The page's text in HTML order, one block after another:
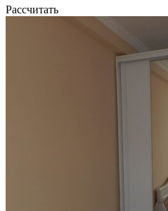
Рассчитать